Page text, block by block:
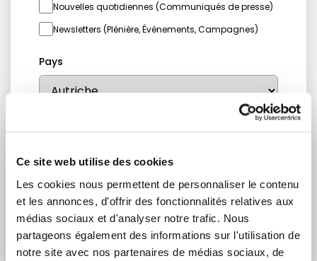
Ce site web utilise des cookies
Les cookies nous permettent de personnaliser le contenu
et les annonces, d'offrir des fonctionnalités relatives aux
médias sociaux et d'analyser notre trafic. Nous
partageons également des informations sur l'utilisation de
notre site avec nos partenaires de médias sociaux, de
Nouvelles quotidiennes (Communiqués de presse)
Newsletters (Plénière, Événements, Campagnes)
Pays
* Please note that EN is the main
communication language
Soumettre